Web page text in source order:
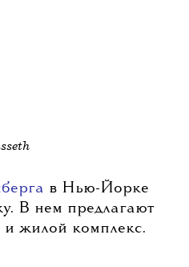
в Нью-Йорке
В нем предлагают
и жилой комплекс.